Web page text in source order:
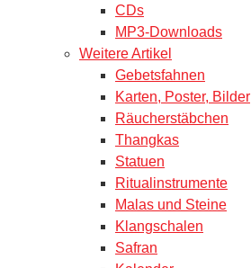
CDs
MP3-Downloads
Weitere Artikel
Gebetsfahnen
Karten, Poster, Bilder
Räucherstäbchen
Thangkas
Statuen
Ritualinstrumente
Malas und Steine
Klangschalen
Safran